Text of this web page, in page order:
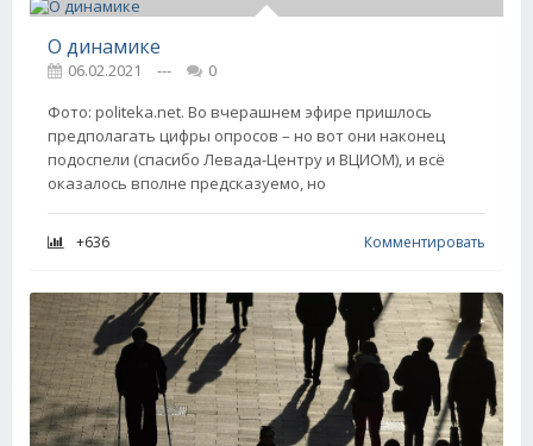
О динамике
06.02.2021 ---
0
Фото: politeka.net. Во вчерашнем эфире пришлось
предполагать цифры опросов – но вот они наконец
подоспели (спасибо Левада-Центру и ВЦИОМ), и всё
оказалось вполне предсказуемо, но
+636 Комментировать